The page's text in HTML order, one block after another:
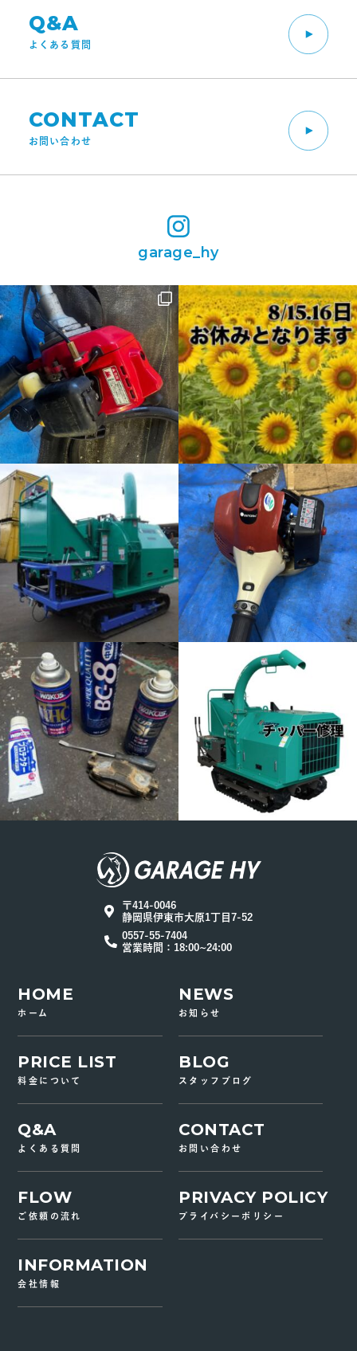
Q&A
よくある質問
CONTACT
お問い合わせ
garage_hy
〒414-0046
静岡県伊東市大原1丁目7-52
0557-55-7404
営業時間：18:00~24:00
HOME
ホーム
PRICE LIST
料金について
Q&A
よくある質問
FLOW
ご依頼の流れ
INFORMATION
会社情報
NEWS
お知らせ
BLOG
スタッフブログ
CONTACT
お問い合わせ
PRIVACY POLICY
プライバシーポリシー